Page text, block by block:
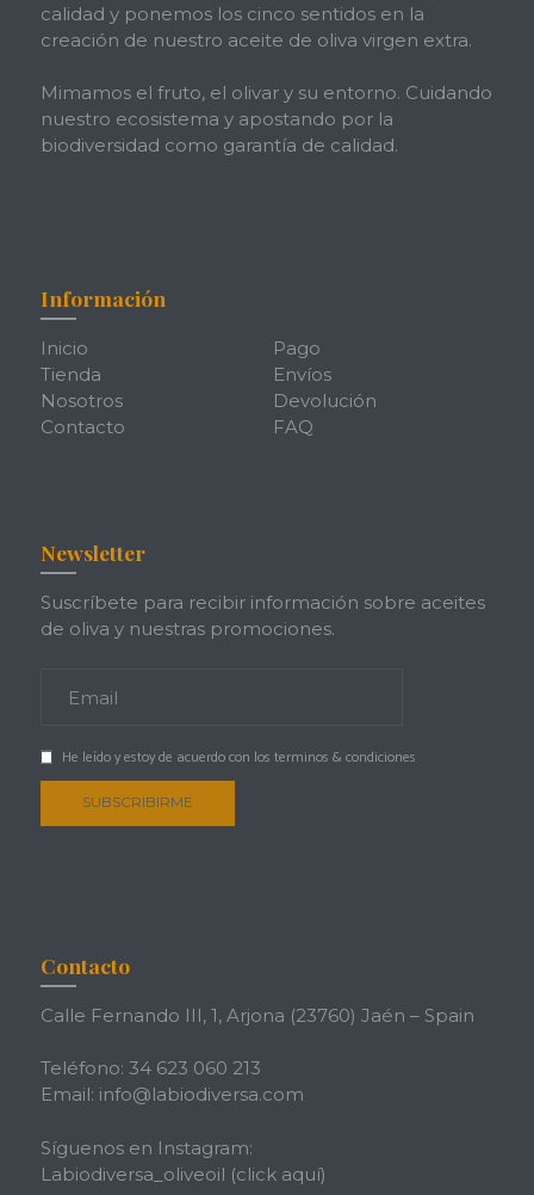
calidad y ponemos los cinco sentidos en la
creación de nuestro aceite de oliva virgen extra.
Mimamos el fruto, el olivar y su entorno. Cuidando
nuestro ecosistema y apostando por la
biodiversidad como garantía de calidad.
Información
Inicio
Tienda
Nosotros
Contacto
Pago
Envíos
Devolución
FAQ
Newsletter
Suscríbete para recibir información sobre aceites
de oliva y nuestras promociones.
He leído y estoy de acuerdo con los terminos & condiciones
Contacto
Calle Fernando III, 1, Arjona (23760) Jaén – Spain
Teléfono: 34 623 060 213
Email: info@labiodiversa.com
Síguenos en Instagram:
Labiodiversa_oliveoil (click aquí)